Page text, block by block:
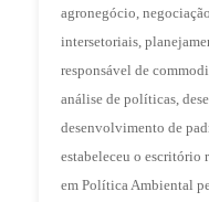
agronegócio,
intersetoriais,
responsável de
análise de políticas,
desenvolvimento de
estabeleceu o escritório
em Política Ambiental